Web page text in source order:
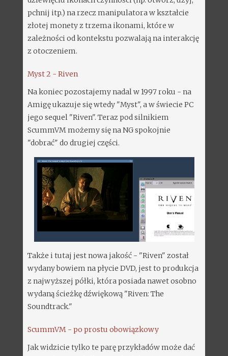
pchnij itp.) na rzecz manipulatora w kształcie
złotej monety z trzema ikonami, które w
zależności od kontekstu pozwalają na interakcję
z otoczeniem.
Myst 2 - Riven
Na koniec pozostajemy nadal w 1997 roku - na
Amigę ukazuje się wtedy "Myst", a w świecie PC
jego sequel "Riven". Teraz pod silnikiem
ScummVM możemy się na NG spokojnie
"dobrać" do drugiej części.
Także i tutaj jest nowa jakość - "Riven" został
wydany bowiem na płycie DVD, jest to produkcja
z najwyższej półki, która posiada nawet osobno
wydaną ścieżkę dźwiękową "Riven: The
Soundtrack."
ScummVM - po prostu obowiązkowy
Jak widzicie tylko te parę przykładów może dać